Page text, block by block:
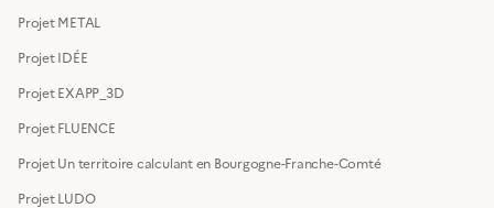
Projet METAL
Projet IDÉE
Projet EXAPP_3D
Projet FLUENCE
Projet Un territoire calculant en Bourgogne-Franche-Comté
Projet LUDO